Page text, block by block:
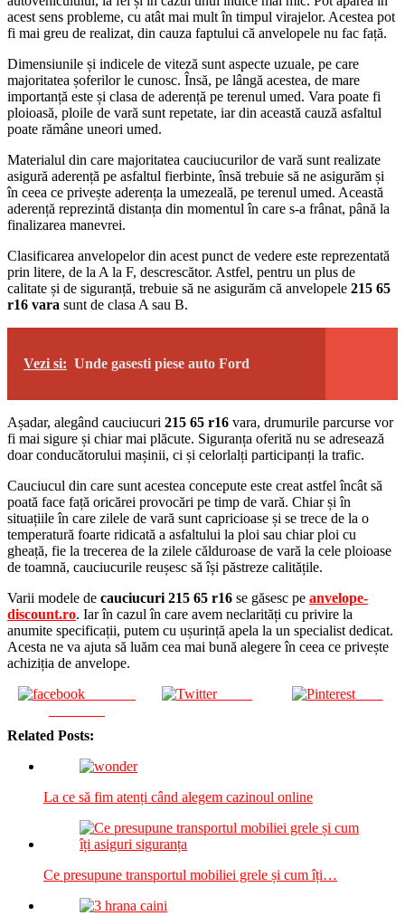
acest sens probleme, cu atât mai mult în timpul virajelor. Acestea pot
fi mai greu de realizat, din cauza faptului că anvelopele nu fac față.
Dimensiunile și indicele de viteză sunt aspecte uzuale, pe care
majoritatea șoferilor le cunosc. Însă, pe lângă acestea, de mare
importanță este și clasa de aderență pe terenul umed. Vara poate fi
ploioasă, ploile de vară sunt repetate, iar din această cauză asfaltul
poate rămâne uneori umed.
Materialul din care majoritatea cauciucurilor de vară sunt realizate
asigură aderență pe asfaltul fierbinte, însă trebuie să ne asigurăm și
în ceea ce privește aderența la umezeală, pe terenul umed. Această
aderență reprezintă distanța din momentul în care s-a frânat, până la
finalizarea manevrei.
Clasificarea anvelopelor din acest punct de vedere este reprezentată
prin litere, de la A la F, descrescător. Astfel, pentru un plus de
calitate și de siguranță, trebuie să ne asigurăm că anvelopele 215 65
r16 vara sunt de clasa A sau B.
Vezi si: Unde gasesti piese auto Ford
Așadar, alegând cauciucuri 215 65 r16 vara, drumurile parcurse vor
fi mai sigure și chiar mai plăcute. Siguranța oferită nu se adresează
doar conducătorului mașinii, ci și celorlalți participanți la trafic.
Cauciucul din care sunt acestea concepute este creat astfel încât să
poată face față oricărei provocări pe timp de vară. Chiar și în
situațiile în care zilele de vară sunt capricioase și se trece de la o
temperatură foarte ridicată a asfaltului la ploi sau chiar ploi cu
gheață, fie la trecerea de la zilele călduroase de vară la cele ploioase
de toamnă, cauciucurile reușesc să își păstreze calitățile.
Varii modele de cauciucuri 215 65 r16 se găsesc pe anvelope-
discount.ro. Iar în cazul în care avem neclarități cu privire la
anumite specificații, putem cu ușurință apela la un specialist dedicat.
Acesta ne va ajuta să luăm cea mai bună alegere în ceea ce privește
achiziția de anvelope.
Tweet Save
Related Posts:
La ce să fim atenți când alegem cazinoul online
Ce presupune transportul mobiliei grele și cum îți…